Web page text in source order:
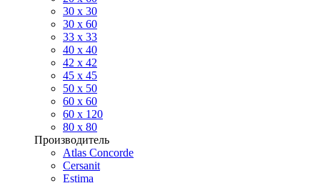
30 х 30
30 x 60
33 x 33
40 х 40
42 x 42
45 x 45
50 x 50
60 х 60
60 x 120
80 x 80
Производитель
Atlas Concorde
Cersanit
Estima